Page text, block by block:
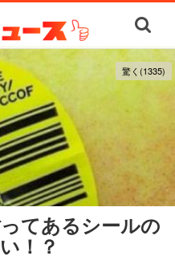
驚く(1335)
てあるシールの
！？